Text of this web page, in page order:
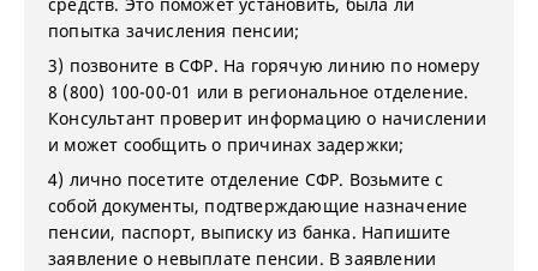
попытка зачисления пенсии;
3) позвоните в СФР. На горячую линию по номеру
8 (800) 100-00-01 или в региональное отделение.
Консультант проверит информацию о начислении
и может сообщить о причинах задержки;
4) лично посетите отделение СФР. Возьмите с
собой документы, подтверждающие назначение
пенсии, паспорт, выписку из банка. Напишите
заявление о невыплате пенсии. В заявлении